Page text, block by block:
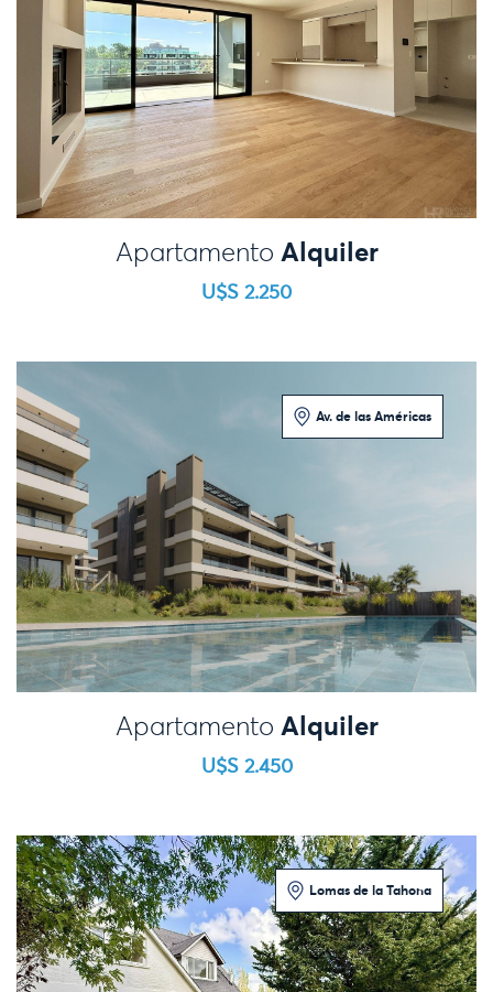
2 Dormitorios
Apartamento Alquiler
U$S 2.250
Av. de las Américas
2 Dormitorios
Apartamento Alquiler
U$S 2.450
Lomas de la Tahona